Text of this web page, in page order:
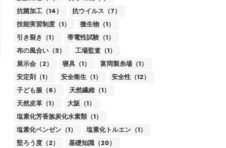
抗菌加工（14）
抗ウイルス（7）
技能実習制度（1）
微生物（1）
引き裂き（1）
帯電性試験（1）
布の風合い（3）
工場監査（1）
展示会（2）
寝具（1）
富岡製糸場（1）
安定剤（1）
安全衛生（1）
安全性（12）
子ども服（6）
天然繊維（1）
天然皮革（1）
大阪（1）
塩素化芳香族炭化水素類（1）
塩素化ベンゼン（1）
塩素化トルエン（1）
堅ろう度（2）
基礎知識（20）